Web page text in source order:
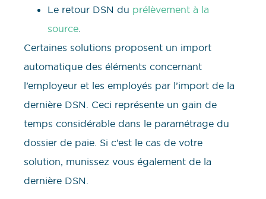
Le retour DSN du prélèvement à la
source.
Certaines solutions proposent un import
automatique des éléments concernant
l’employeur et les employés par l’import de la
dernière DSN. Ceci représente un gain de
temps considérable dans le paramétrage du
dossier de paie. Si c’est le cas de votre
solution, munissez vous également de la
dernière DSN.